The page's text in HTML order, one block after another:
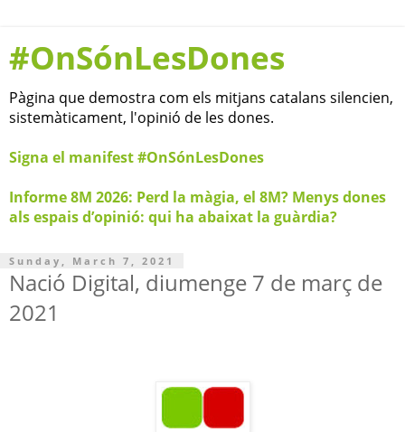
#OnSónLesDones
Pàgina que demostra com els mitjans catalans silencien,
sistemàticament, l'opinió de les dones.
Signa el manifest #OnSónLesDones
Informe 8M 2026: Perd la màgia, el 8M? Menys dones
als espais d’opinió: qui ha abaixat la guàrdia?
Sunday, March 7, 2021
Nació Digital, diumenge 7 de març de
2021